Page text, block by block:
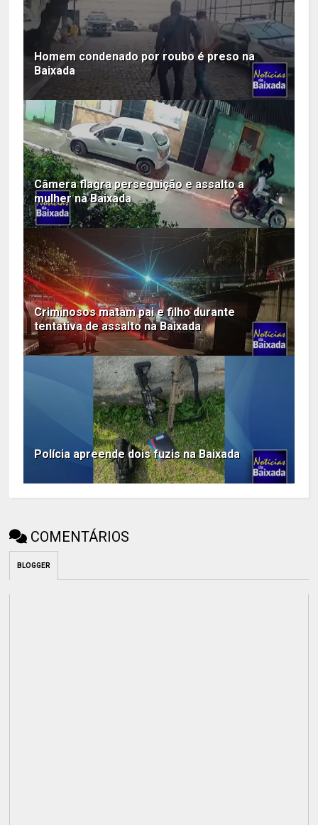
Homem condenado por roubo é preso na
Baixada
Câmera flagra perseguição e assalto a
mulher na Baixada
Criminosos matam pai e filho durante
tentativa de assalto na Baixada
Polícia apreende dois fuzis na Baixada
COMENTÁRIOS
BLOGGER